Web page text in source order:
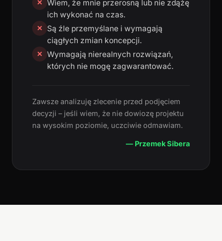
✕ Wiem, że mnie przerosną lub nie zdążę
ich wykonać na czas.
✕
Są źle przemyślane i wymagają
ciągłych zmian koncepcji.
✕ Wymagają nierealnych rozwiązań,
których nie mogę zagwarantować.
Zawsze analizuję zlecenie przed podjęciem
decyzji – jeśli wiem, że nie dowiozę projektu
na wysokim poziomie, uczciwie odmawiam.
— Przemek Sibera